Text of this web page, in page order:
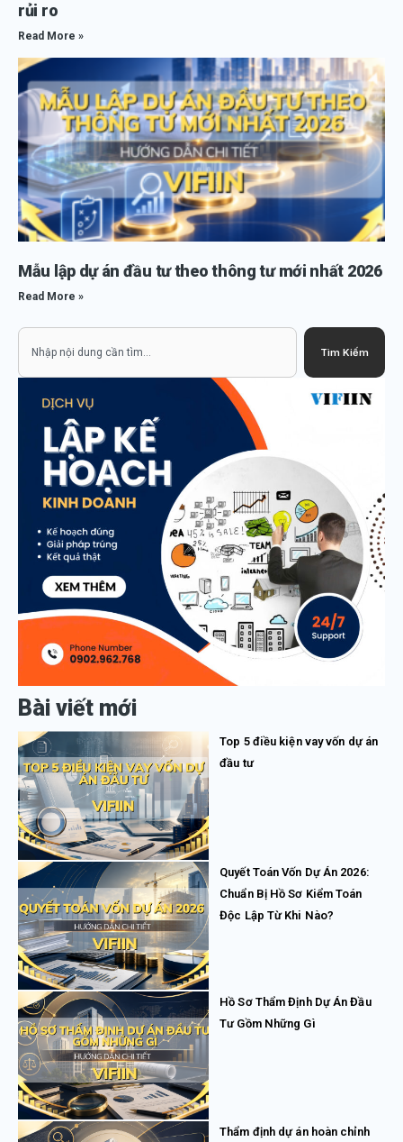
rủi ro
Read More »
Mẫu lập dự án đầu tư theo thông tư mới nhất 2026
Read More »
Tìm Kiếm
Bài viết mới
Top 5 điều kiện vay vốn dự án
đầu tư
Quyết Toán Vốn Dự Án 2026:
Chuẩn Bị Hồ Sơ Kiểm Toán
Độc Lập Từ Khi Nào?
Hồ Sơ Thẩm Định Dự Án Đầu
Tư Gồm Những Gì
Thẩm định dự án hoàn chỉnh